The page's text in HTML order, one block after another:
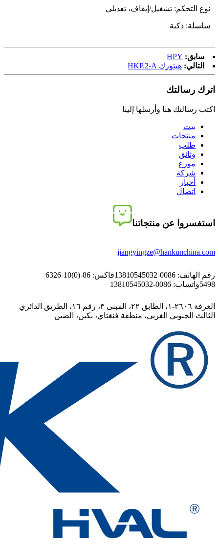
نوع التحكم: تشغيل/إيقاف، تعديلي
سلسلة: ذكية
سابق: HPY
التالي: هيتورك HKP.2-A
اترك رسالتك
اكتب رسالتك هنا وأرسلها إلينا
بيت
منتجات
طلب
وثائق
موزع
شركة
أخبار
اتصال
استفسروا عن منتجاتنا
jiangyingze@hankunchina.com
رقم الهاتف: 0086-13810545032
فاكس: 86-(0)10-6326
5498واتساب: 0086-13810545032
الغرفة ٢٦٠٦-١، الطابق ٢٢، المبنى ٣، رقم ١٦، الطريق الدائري
الثالث الجنوبي الغربي، منطقة فنغتاي، بكين، الصين